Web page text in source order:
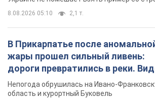
8.08.2026 05:10 2,1 т.
В Прикарпатье после
жары прошел сильный ливень:
дороги превратились в реки.
Непогода обрушилась на Ивано-
область и курортный Буковель